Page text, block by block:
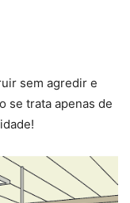
sem agredir e
se trata apenas de